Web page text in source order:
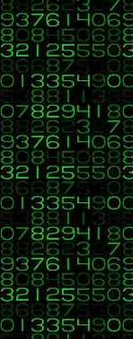
CSS, Javascript,
algunos comentarios:
el enunciado
ejercicio en https://
Ejercicio de
seguir las normas